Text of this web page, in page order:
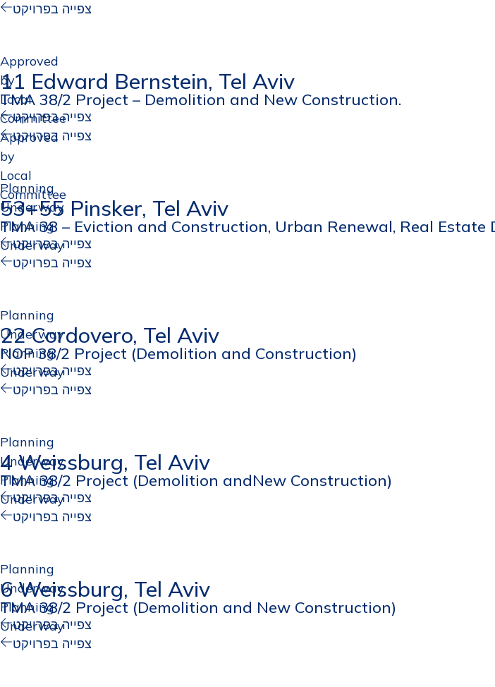
צפייה בפרויקט
Approved
by
Local
Committee
Approved
by
Local
Committee
11 Edward Bernstein, Tel Aviv
TMA 38/2 Project – Demolition and New Construction.
צפייה בפרויקט
צפייה בפרויקט
Planning
Underway
Planning
Underway
53+55 Pinsker, Tel Aviv
TMA 38 – Eviction and Construction, Urban Renewal, Real Estate
צפייה בפרויקט
צפייה בפרויקט
Planning
Underway
Planning
Underway
22 Cordovero, Tel Aviv
NOP 38/2 Project (Demolition and Construction)
צפייה בפרויקט
צפייה בפרויקט
Planning
Underway
Planning
Underway
4 Weissburg, Tel Aviv
TMA 38/2 Project (Demolition andNew Construction)
צפייה בפרויקט
צפייה בפרויקט
Planning
Underway
Planning
Underway
6 Weissburg, Tel Aviv
TMA 38/2 Project (Demolition and New Construction)
צפייה בפרויקט
צפייה בפרויקט